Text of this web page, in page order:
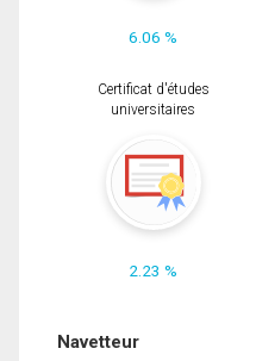
6.06 %
Certificat d'études
universitaires
2.23 %
Navetteur